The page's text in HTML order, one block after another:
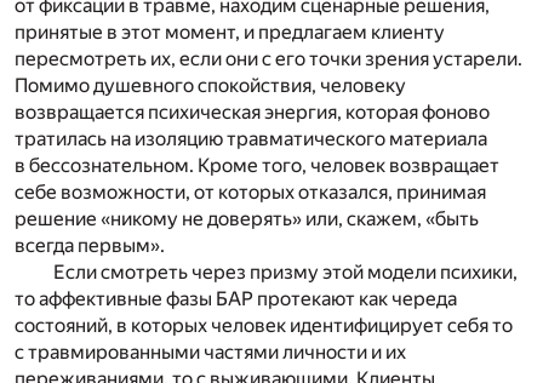
от фиксации в травме, находим сценарные решения,
принятые в этот момент, и предлагаем клиенту
пересмотреть их, если они с его точки зрения устарели.
Помимо душевного спокойствия, человеку
возвращается психическая энергия, которая фоново
тратилась на изоляцию травматического материала
в бессознательном. Кроме того, человек возвращает
себе возможности, от которых отказался, принимая
решение «никому не доверять» или, скажем, «быть
всегда первым».
Если смотреть через призму этой модели психики,
то аффективные фазы БАР протекают как череда
состояний, в которых человек идентифицирует себя то
с травмированными частями личности и их